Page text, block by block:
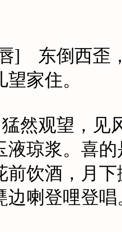
] 东倒西歪
家住。
然观望，见
液琼浆。喜
前饮酒，月
边喇登哩登